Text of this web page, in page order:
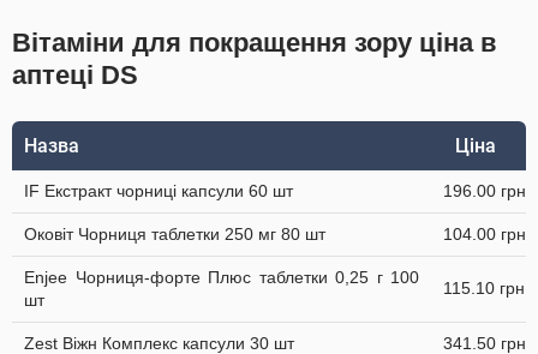
Вітаміни для покращення зору ціна в
аптеці DS
Назва Ціна
IF Екстракт чорниці капсули 60 шт 196.00 грн
Оковіт Чорниця таблетки 250 мг 80 шт 104.00 грн
Enjee Чорниця-форте Плюс таблетки 0,25 г 100
шт
115.10 грн
Zest Віжн Комплекс капсули 30 шт 341.50 грн